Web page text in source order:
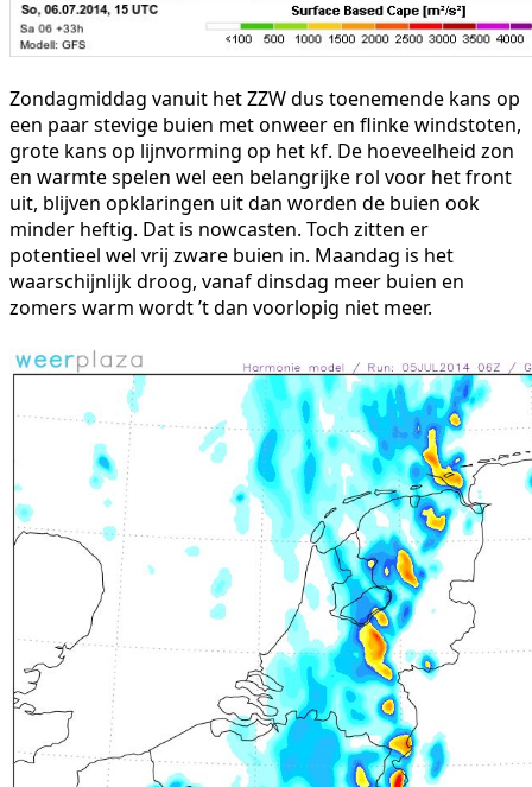
Zondagmiddag vanuit het ZZW dus toenemende kans op
een paar stevige buien met onweer en flinke windstoten,
grote kans op lijnvorming op het kf. De hoeveelheid zon
en warmte spelen wel een belangrijke rol voor het front
uit, blijven opklaringen uit dan worden de buien ook
minder heftig. Dat is nowcasten. Toch zitten er
potentieel wel vrij zware buien in. Maandag is het
waarschijnlijk droog, vanaf dinsdag meer buien en
zomers warm wordt ’t dan voorlopig niet meer.